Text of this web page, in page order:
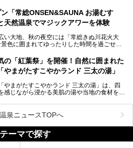
鹿島など数々の漁港が並ぶ東部の太平洋岸
もさまざまな景色を見られるのが魅力です。
でもおすすめのスーパー銭湯をご紹介しま
「常総ONSEN&SAUNA お湯むす
天然温泉でマジックアワーを体験
い大地、秋の夜空には「常総きぬ川花火大
色に囲まれてゆったりした時間を過ごせる
ONSEN&SAUNA お湯むすび」がオープンし
構えられた店内では、関東最大級となる合計
自家源泉温泉、高濃度炭酸泉を満喫でき、
の「紅葉祭」を開催！自然に囲まれた
やまがたすこやかランド 三太の湯」
やまがたすこやかランド 三太の湯」は、四
感じながら浸かる美肌の湯や当地の食材を使
迎えた11月は、より多くの人に絶景入浴を
るよう、「紅葉祭」をはじめ、さまざまなサ
トが実施されます。
祭は終了いたしました。
泉ニュースTOPへ
ーマで探す